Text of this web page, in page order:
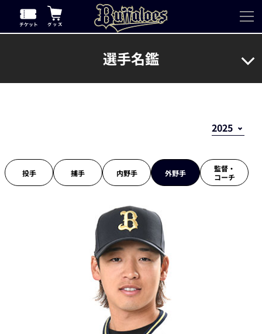
選手名鑑
投手 捕手 内野手 外野手
監督・
コーチ